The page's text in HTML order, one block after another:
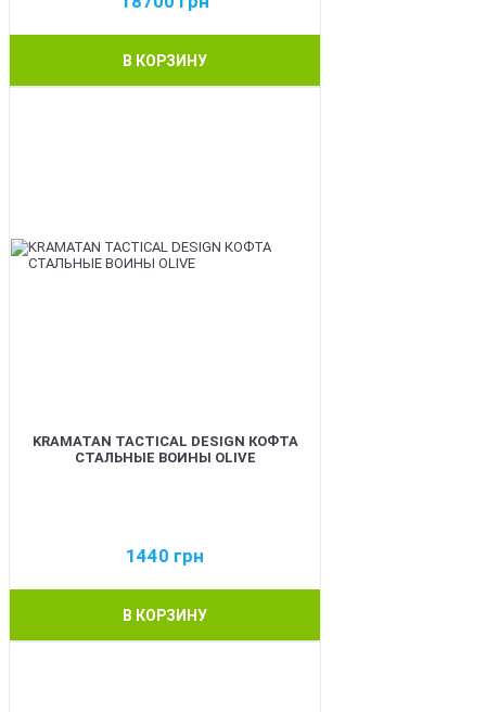
В КОРЗИНУ
KRAMATAN TACTICAL DESIGN КОФТА
СТАЛЬНЫЕ ВОИНЫ OLIVE
1440 грн
В КОРЗИНУ